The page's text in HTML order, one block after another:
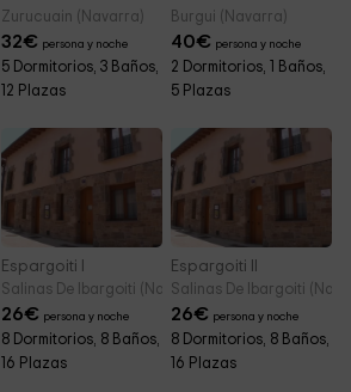
Zurucuain (Navarra)
32€ persona y noche
5 Dormitorios, 3 Baños,
12 Plazas
Burgui (Navarra)
40€ persona y noche
2 Dormitorios, 1 Baños,
5 Plazas
Espargoiti I
Salinas De Ibargoiti (Navarra)
26€ persona y noche
8 Dormitorios, 8 Baños,
16 Plazas
Espargoiti II
Salinas De Ibargoiti
26€ persona y noche
8 Dormitorios, 8 Baños,
16 Plazas